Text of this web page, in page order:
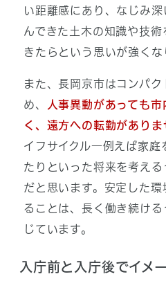
い距離感にあり、なじみ
んできた土木の知識や技
きたらという思いが強くな
また、長岡京市はコンパ
め、
人事異動があっても
く、遠方への転勤がありま
イフサイクル―例えば家庭
たりといった将来を考え
だと思います。安定した
ることは、長く働き続け
じています。
入庁前と入庁後でイメ